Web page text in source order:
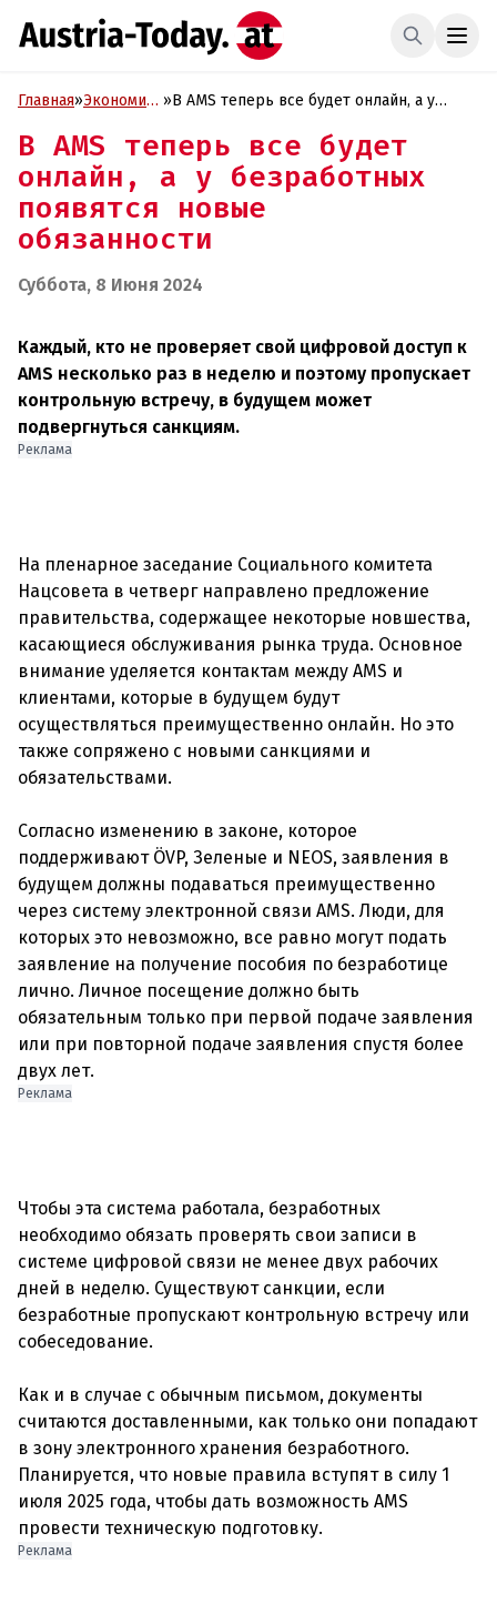
Главная»Экономика »В АМS теперь все будет онлайн, а у
обязанности
В АМS теперь все будет
онлайн, а у безработных
появятся новые
обязанности
Суббота, 8 Июня 2024
Каждый, кто не проверяет свой цифровой доступ к
AMS несколько раз в неделю и поэтому пропускает
контрольную встречу, в будущем может
подвергнуться санкциям.
Реклама
На пленарное заседание Социального комитета
Нацсовета в четверг направлено предложение
правительства, содержащее некоторые новшества,
касающиеся обслуживания рынка труда. Основное
внимание уделяется контактам между AMS и
клиентами, которые в будущем будут
осуществляться преимущественно онлайн. Но это
также сопряжено с новыми санкциями и
обязательствами.
Согласно изменению в законе, которое
поддерживают ÖVP, Зеленые и NEOS, заявления в
будущем должны подаваться преимущественно
через систему электронной связи AMS. Люди, для
которых это невозможно, все равно могут подать
заявление на получение пособия по безработице
лично. Личное посещение должно быть
обязательным только при первой подаче заявления
или при повторной подаче заявления спустя более
Реклама
Чтобы эта система работала, безработных
необходимо обязать проверять свои записи в
системе цифровой связи не менее двух рабочих
дней в неделю. Существуют санкции, если
безработные пропускают контрольную встречу или
собеседование.
Как и в случае с обычным письмом, документы
считаются доставленными, как только они попадают
в зону электронного хранения безработного.
Планируется, что новые правила вступят в силу 1
июля 2025 года, чтобы дать возможность AMS
Реклама